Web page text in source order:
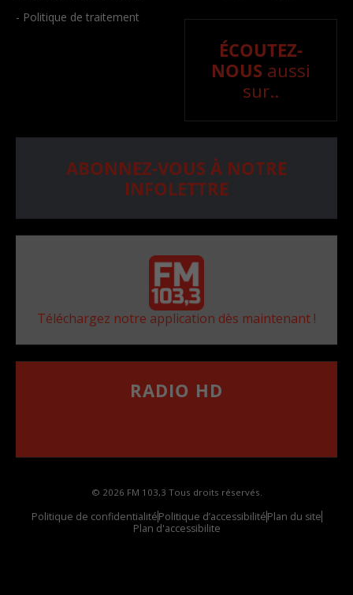
- Politique de traitement
ÉCOUTEZ-
NOUS aussi
sur..
ABONNEZ-VOUS À NOTRE
INFOLETTRE
Téléchargez notre application dès maintenant !
RADIO HD
© 2026 FM 103,3 Tous droits réservés.
Politique de confidentialitéPolitique d’accessibilitéPlan du site
Plan d'accessibilite